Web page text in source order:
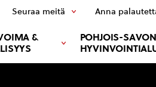
&
POHJOIS-SAVON
Seuraa meitä Anna